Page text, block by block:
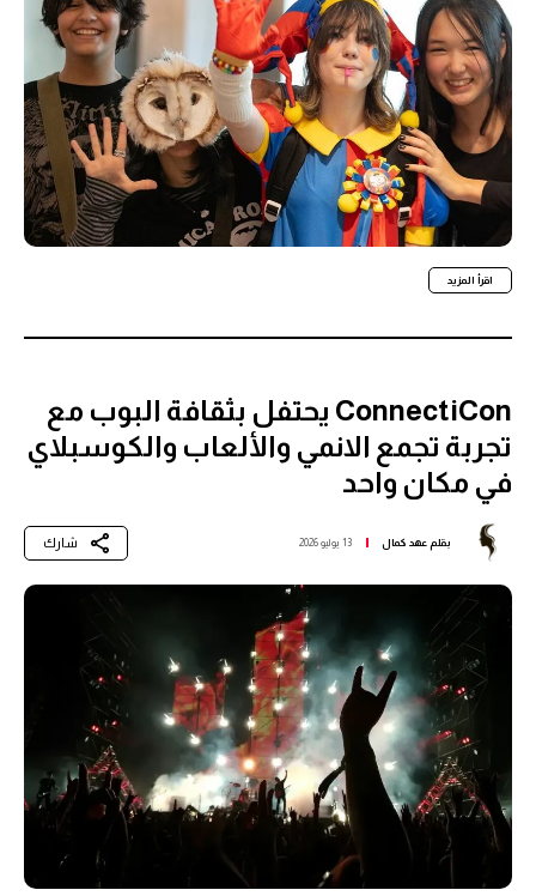
اقرأ المزيد
ConnectiCon يحتفل بثقافة البوب مع
تجربة تجمع الانمي والألعاب والكوسبلاي
في مكان واحد
بقلم عهد كمال 13 يوليو 2026 شارك